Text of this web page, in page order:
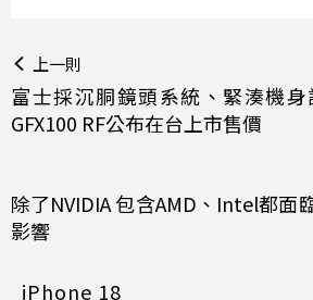
上一則
富士採沉胴鏡頭系統、緊湊機
GFX100 RF公布在台上市售價
除了NVIDIA 包含AMD、Intel都面
影響
iPhone 18